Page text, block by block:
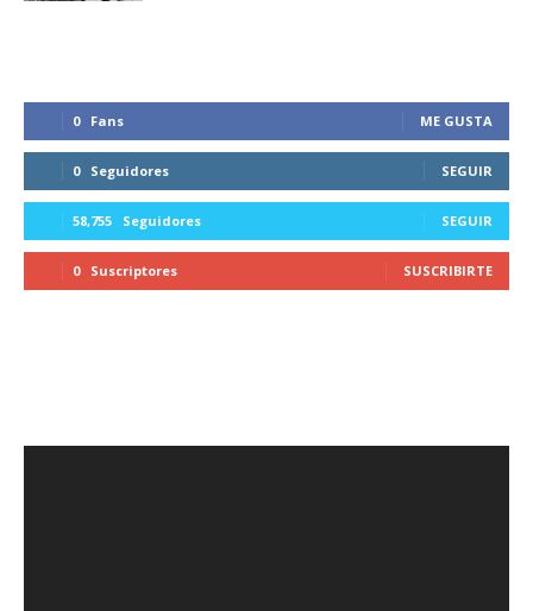
0 Fans ME GUSTA
0 Seguidores SEGUIR
58,755 Seguidores SEGUIR
0 Suscriptores SUSCRIBIRTE